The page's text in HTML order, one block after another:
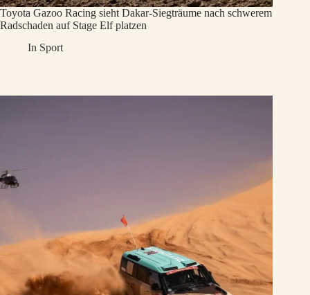
Toyota Gazoo Racing sieht Dakar-Siegträume nach schwerem
Radschaden auf Stage Elf platzen
In Sport